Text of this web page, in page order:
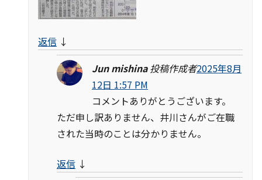
返信 ↓
Jun mishina 投稿作成者2025年8月
12日 1:57 PM
コメントありがとうございます。
ただ申し訳ありません、井川さんがご在職
された当時のことは分かりません。
返信 ↓